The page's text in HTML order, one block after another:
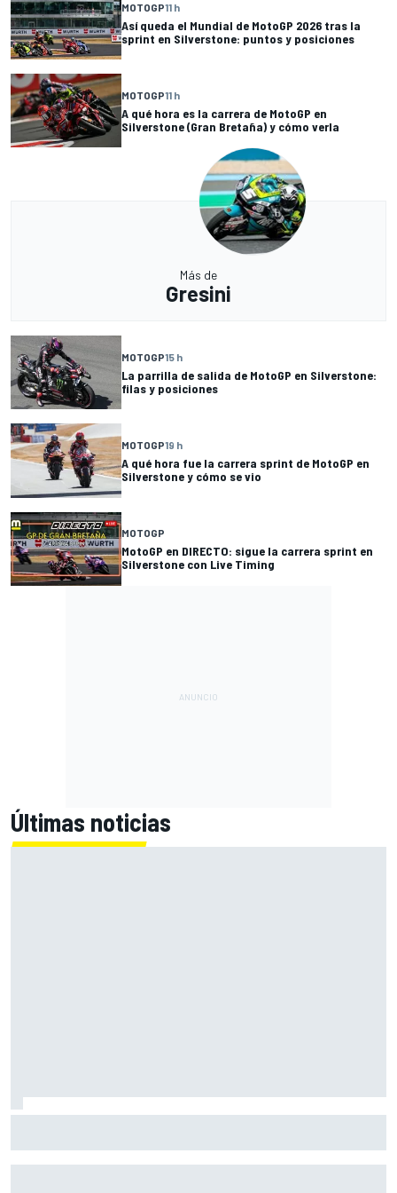
MOTOGP11 h
Así queda el Mundial de MotoGP 2026 tras la
sprint en Silverstone: puntos y posiciones
MOTOGP11 h
A qué hora es la carrera de MotoGP en
Silverstone (Gran Bretaña) y cómo verla
Más de
Gresini
MOTOGP15 h
La parrilla de salida de MotoGP en Silverstone:
filas y posiciones
MOTOGP19 h
A qué hora fue la carrera sprint de MotoGP en
Silverstone y cómo se vio
MOTOGP
MotoGP en DIRECTO: sigue la carrera sprint en
Silverstone con Live Timing
Últimas noticias